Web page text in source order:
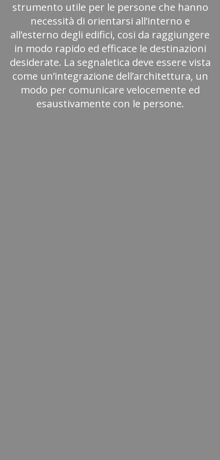
strumento utile per le persone che hanno
necessità di orientarsi all’interno e
all’esterno degli edifici, cosi da raggiungere
in modo rapido ed efficace le destinazioni
desiderate. La segnaletica deve essere vista
come un’integrazione dell’architettura, un
modo per comunicare velocemente ed
esaustivamente con le persone.